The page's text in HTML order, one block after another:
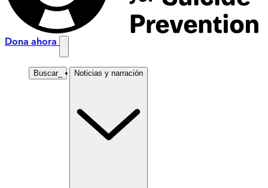
Dona ahora
Buscar_ Noticias y narración